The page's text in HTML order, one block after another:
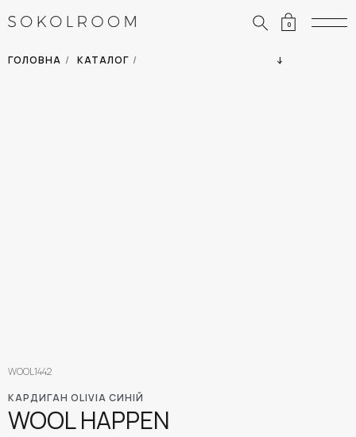
0
ГОЛОВНА / КАТАЛОГ /
КАРДИГАН OLIVIA СИНІЙ
WOOL HAPPEN
WOOL1442